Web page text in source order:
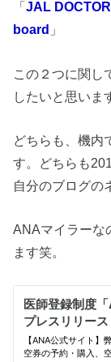
「JAL
board 」
この２つに関し
したいと思いま
どちらも、機内
す。どちらも
自分のブログの
ANAマイラーな
ます笑。